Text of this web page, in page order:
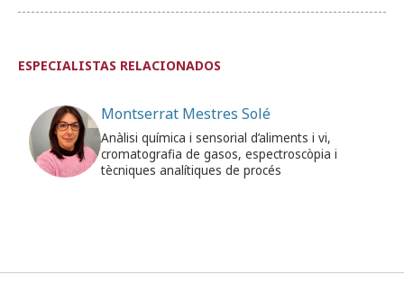
ESPECIALISTAS RELACIONADOS
Montserrat Mestres Solé
Anàlisi química i sensorial d’aliments i vi,
cromatografia de gasos, espectroscòpia i
tècniques analítiques de procés